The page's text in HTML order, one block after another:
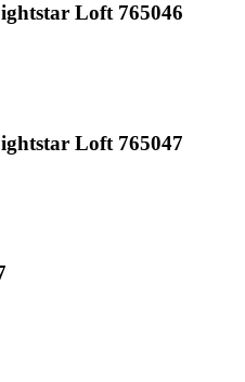
Loft 765046
Loft 765047